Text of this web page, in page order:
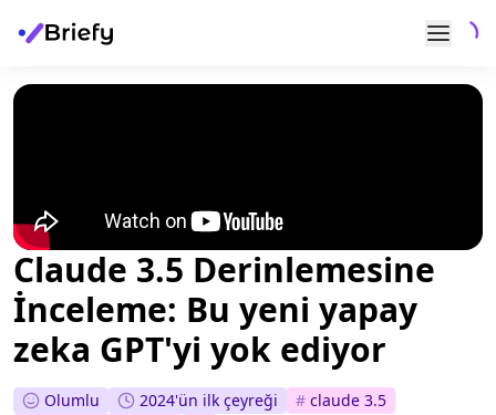
Claude 3.5 Derinlemesine
İnceleme: Bu yeni yapay
zeka GPT'yi yok ediyor
Olumlu 2024'ün ilk çeyreği # claude 3.5